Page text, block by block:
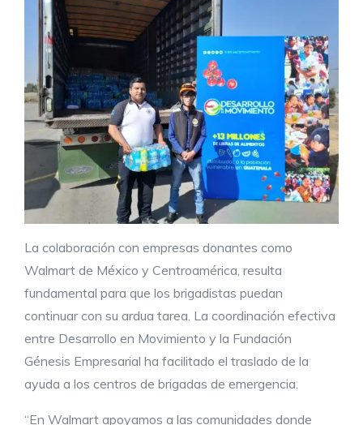
La colaboración con empresas donantes como
Walmart de México y Centroamérica, resulta
fundamental para que los brigadistas puedan
continuar con su ardua tarea. La coordinación efectiva
entre Desarrollo en Movimiento y la Fundación
Génesis Empresarial ha facilitado el traslado de la
ayuda a los centros de brigadas de emergencia.
“En Walmart apoyamos a las comunidades donde